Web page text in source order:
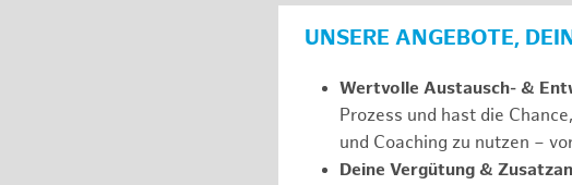
UNSERE ANGEBOTE,
Wertvolle Austausch- &
Prozess und hast die
und Coaching zu nutzen –
Deine Vergütung &